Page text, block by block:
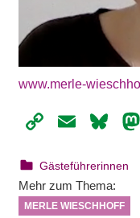
www.merle-
CopyEmail
22. August 2023
webmam
Gästeführerinnen
Mehr zum Thema:
MERLE WIESCHHOFF